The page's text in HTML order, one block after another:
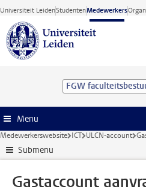
Ga direct naar de inhoud
Universiteit LeidenStudentenMedewerkers
Menu
Medewerkerswebsite ICT ULCN-account
Submenu
Gastaccount